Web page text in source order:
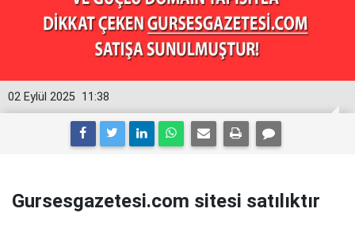
11:38
02 Eylül 2025
Gursesgazetesi.com sitesi satılıktır